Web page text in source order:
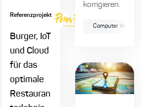
Referenzprojekt
Burger, IoT
und Cloud
für das
optimale
Restauran
korrigieren.
Computer Vision